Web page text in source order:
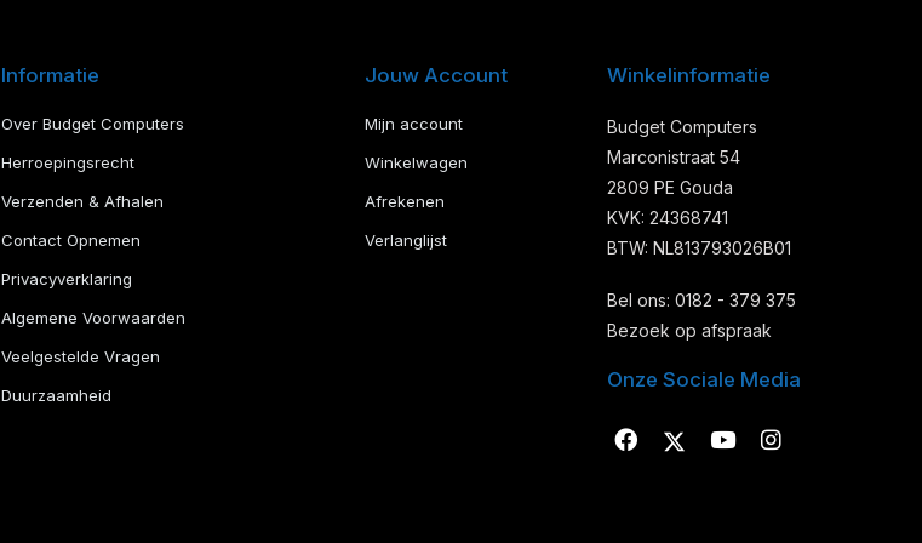
Informatie
Over Budget Computers
Herroepingsrecht
Verzenden & Afhalen
Contact Opnemen
Privacyverklaring
Algemene Voorwaarden
Veelgestelde Vragen
Duurzaamheid
Jouw Account
Mijn account
Winkelwagen
Afrekenen
Verlanglijst
Winkelinformatie
Budget Computers
Marconistraat 54
2809 PE Gouda
KVK: 24368741
BTW: NL813793026B01
Bel ons: 0182 - 379 375
Bezoek op afspraak
Onze Sociale Media